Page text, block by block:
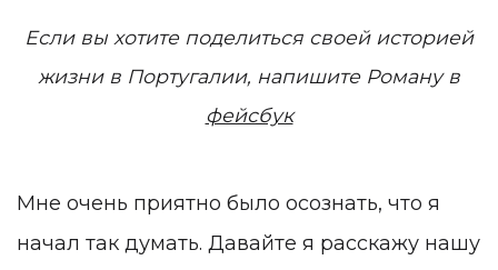
Если вы хотите поделиться своей историей
жизни в Португалии, напишите Роману в
фейсбук
Мне очень приятно было осознать, что я
начал так думать. Давайте я расскажу нашу